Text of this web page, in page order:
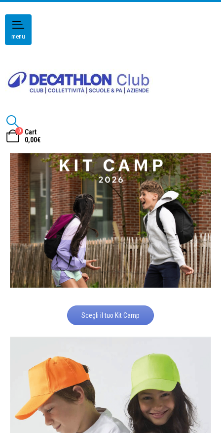
menu
0
Cart
0,00€
Scegli il tuo Kit Camp